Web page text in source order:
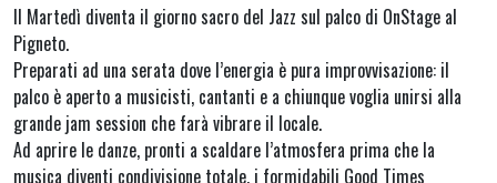
Il Martedì diventa il giorno sacro del Jazz sul palco di OnStage al
Pigneto.
Preparati ad una serata dove l’energia è pura improvvisazione: il
palco è aperto a musicisti, cantanti e a chiunque voglia unirsi alla
grande jam session che farà vibrare il locale.
Ad aprire le danze, pronti a scaldare l’atmosfera prima che la
musica diventi condivisione totale, i formidabili Good Times